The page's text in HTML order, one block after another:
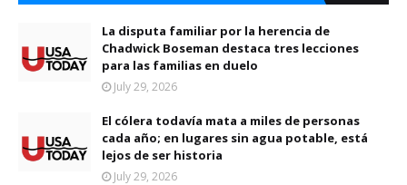
La disputa familiar por la herencia de
Chadwick Boseman destaca tres lecciones
para las familias en duelo
July 29, 2026
El cólera todavía mata a miles de personas
cada año; en lugares sin agua potable, está
lejos de ser historia
July 29, 2026